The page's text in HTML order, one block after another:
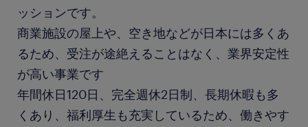
ッションです。
商業施設の屋上や、空き地などが日本には多くあ
るため、受注が途絶えることはなく、業界安定性
が高い事業です
年間休日120日、完全週休2日制、長期休暇も多
くあり、福利厚生も充実しているため、働きやす